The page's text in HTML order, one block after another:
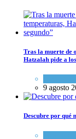
Tras la muerte de
Hatzalah pide a
9 agosto
Descubre por qué